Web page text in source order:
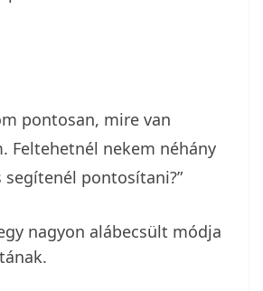
pontosan, mire van
Feltehetnél nekem néhány
segítenél pontosítani?”
nagyon alábecsült módja